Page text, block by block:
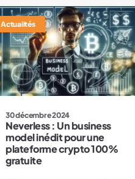
Actualités
30 décembre 2024
Neverless : Un business
model inédit pour une
plateforme crypto 100%
gratuite